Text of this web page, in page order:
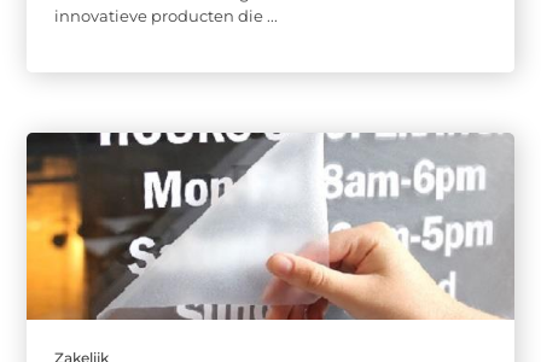
innovatieve producten die ...
Zakelijk